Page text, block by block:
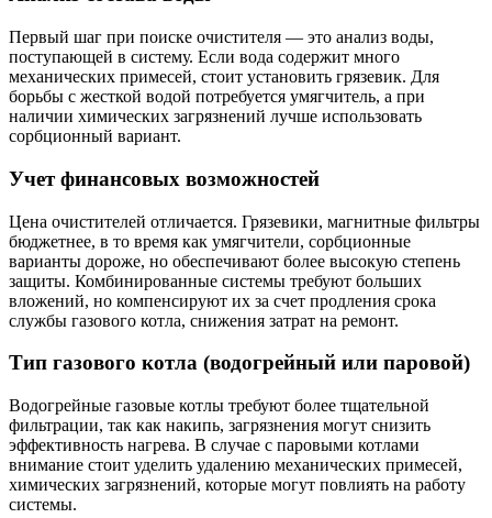
Первый шаг при поиске очистителя — это анализ воды,
поступающей в систему. Если вода содержит много
механических примесей, стоит установить грязевик. Для
борьбы с жесткой водой потребуется умягчитель, а при
наличии химических загрязнений лучше использовать
сорбционный вариант.
Учет финансовых возможностей
Цена очистителей отличается. Грязевики, магнитные фильтры
бюджетнее, в то время как умягчители, сорбционные
варианты дороже, но обеспечивают более высокую степень
защиты. Комбинированные системы требуют больших
вложений, но компенсируют их за счет продления срока
службы газового котла, снижения затрат на ремонт.
Тип газового котла (водогрейный или паровой)
Водогрейные газовые котлы требуют более тщательной
фильтрации, так как накипь, загрязнения могут снизить
эффективность нагрева. В случае с паровыми котлами
внимание стоит уделить удалению механических примесей,
химических загрязнений, которые могут повлиять на работу
системы.